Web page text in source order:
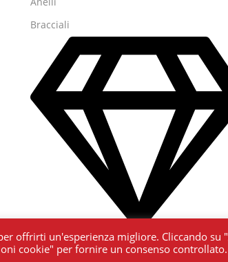
Bracciali
Vedi tutti
offrirti un'esperienza migliore. Cliccando su
cookie" per fornire un consenso controllato.